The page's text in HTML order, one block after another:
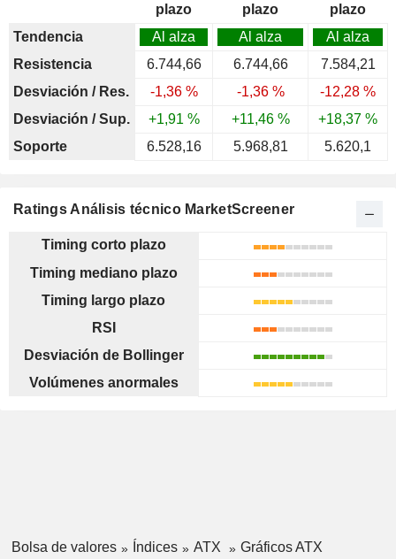
plazo
plazo
plazo
Tendencia
Al alza Al alza
Al alza
Resistencia
6.744,66 6.744,66
7.584,21
Desviación / Res.
-1,36 % -1,36 %
-12,28 %
Desviación / Sup.
+1,91 % +11,46 %
+18,37 %
Soporte
6.528,16 5.968,81 5.620,1
Ratings Análisis técnico MarketScreener
Timing corto plazo
Timing mediano plazo
Timing largo plazo
RSI
Desviación de Bollinger
Volúmenes anormales
Bolsa de valores Índices ATX Gráficos ATX